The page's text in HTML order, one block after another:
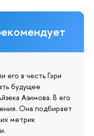
его в честь Гэри
будущее
Азимова. В его
Она подбирает
метрик